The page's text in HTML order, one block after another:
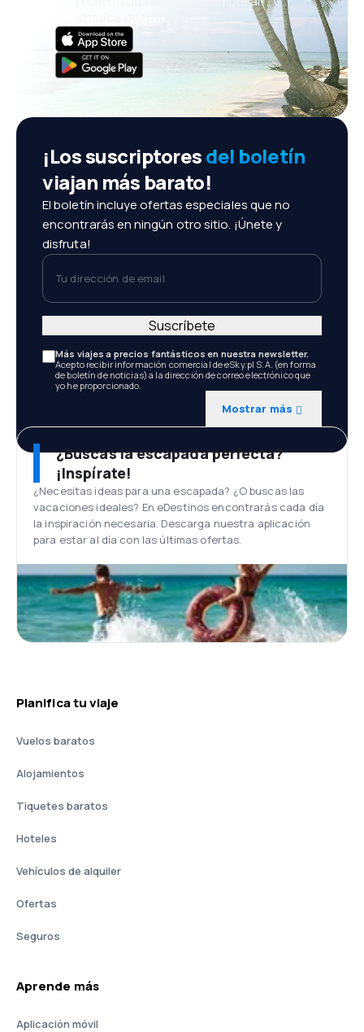
¡Los suscriptoresdel boletín
viajan más barato!
El boletín incluye ofertas especiales que no
encontrarás en ningún otro sitio. ¡Únete y
disfruta!
Tu dirección de email
Más viajes a precios fantásticos en nuestra newsletter.
Acepto recibir información comercial de eSky.pl S.A. (en forma
de boletín de noticias) a la dirección de correo electrónico que
yo he proporcionado.
Mostrar más
Suscríbete
¿Buscas la escapada perfecta?
¡Inspírate!
¿Necesitas ideas para una escapada? ¿O buscas las
vacaciones ideales? En eDestinos encontrarás cada día
la inspiración necesaria. Descarga nuestra aplicación
para estar al día con las últimas ofertas.
Planifica tu viaje
Vuelos baratos
Alojamientos
Tiquetes baratos
Hoteles
Vehículos de alquiler
Ofertas
Seguros
Aprende más
Aplicación móvil